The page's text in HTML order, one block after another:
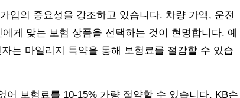
입의 중요성을 강조하고 있습니다. 차량 가액, 운전
게 맞는 보험 상품을 선택하는 것이 현명합니다. 예
는 마일리지 특약을 통해 보험료를 절감할 수 있습
보험료를 10-15% 가량 절약할 수 있습니다. KB손